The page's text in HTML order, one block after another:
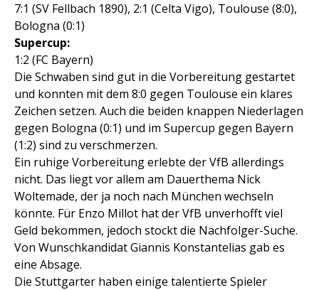
7:1 (SV Fellbach 1890), 2:1 (Celta Vigo), Toulouse (8:0),
Bologna (0:1)
Supercup:
1:2 (FC Bayern)
Die Schwaben sind gut in die Vorbereitung gestartet
und konnten mit dem 8:0 gegen Toulouse ein klares
Zeichen setzen. Auch die beiden knappen Niederlagen
gegen Bologna (0:1) und im Supercup gegen Bayern
(1:2) sind zu verschmerzen.
Ein ruhige Vorbereitung erlebte der VfB allerdings
nicht. Das liegt vor allem am Dauerthema Nick
Woltemade, der ja noch nach München wechseln
könnte. Für Enzo Millot hat der VfB unverhofft viel
Geld bekommen, jedoch stockt die Nachfolger-Suche.
Von Wunschkandidat Giannis Konstantelias gab es
eine Absage.
Die Stuttgarter haben einige talentierte Spieler